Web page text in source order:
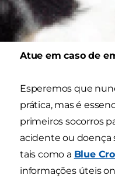
baseado na
arruína a amizade
Atue em caso de
Esperemos que
prática, mas é
primeiros socorros
acidente ou doença
tais como a Blue
informações úteis